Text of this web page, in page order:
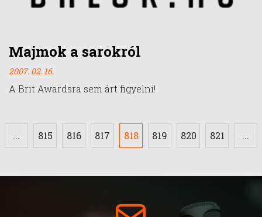
Majmok a sarokról
2007. 02. 16.
A Brit Awardsra sem árt figyelni!
... 815 816 817 818 819 820 821 ...